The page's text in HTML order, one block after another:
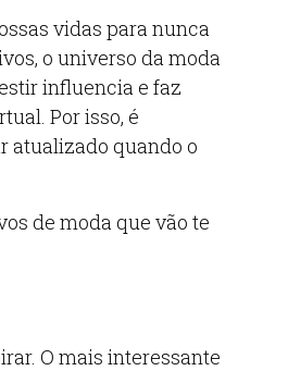
vidas para nunca
o universo da moda
influencia e faz
Por isso, é
atualizado quando o
de moda que vão te
O mais interessante